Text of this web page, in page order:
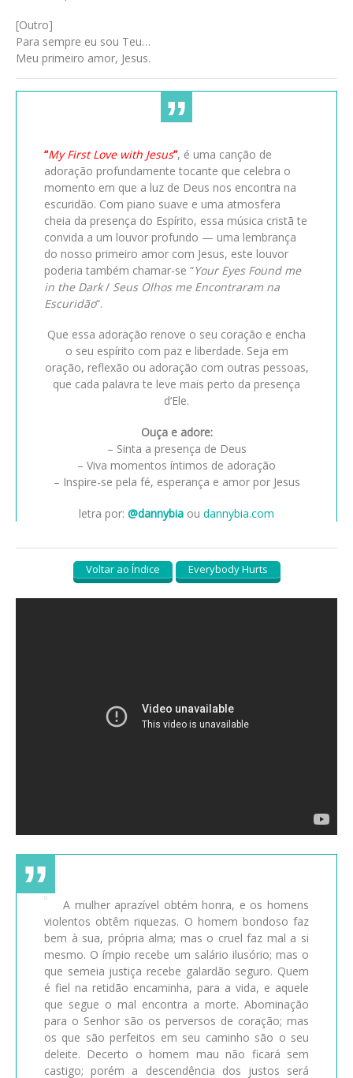
[Outro]
Para sempre eu sou Teu…
Meu primeiro amor, Jesus.
“My First Love with Jesus”, é uma canção de
adoração profundamente tocante que celebra o
momento em que a luz de Deus nos encontra na
escuridão. Com piano suave e uma atmosfera
cheia da presença do Espírito, essa música cristã te
convida a um louvor profundo — uma lembrança
do nosso primeiro amor com Jesus, este louvor
poderia também chamar-se “Your Eyes Found me
in the Dark/ Seus Olhos me Encontraram na
Escuridão“.
Que essa adoração renove o seu coração e encha
o seu espírito com paz e liberdade. Seja em
oração, reflexão ou adoração com outras pessoas,
que cada palavra te leve mais perto da presença
d’Ele.
Ouça e adore:
– Sinta a presença de Deus
– Viva momentos íntimos de adoração
– Inspire-se pela fé, esperança e amor por Jesus
letra por: @dannybia ou dannybia.com
Voltar ao Índice Everybody Hurts
A mulher aprazível obtém honra, e os homens
violentos obtêm riquezas. O homem bondoso faz
bem à sua, própria alma; mas o cruel faz mal a si
mesmo. O ímpio recebe um salário ilusório; mas o
que semeia justiça recebe galardão seguro. Quem
é fiel na retidão encaminha, para a vida, e aquele
que segue o mal encontra a morte. Abominação
para o Senhor são os perversos de coração; mas
os que são perfeitos em seu caminho são o seu
deleite. Decerto o homem mau não ficará sem
castigo; porém a descendência dos justos será